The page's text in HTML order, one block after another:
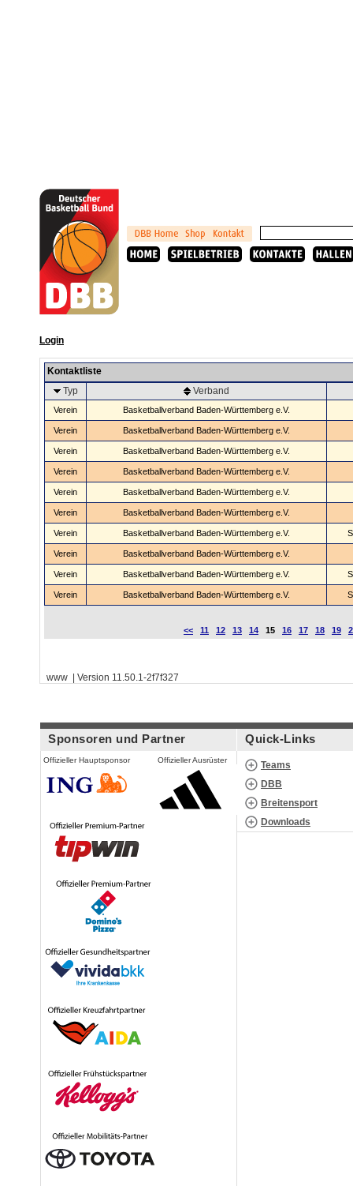
Login
Kontaktliste
Typ
Verband
Verein Basketballverband Baden-Württemberg e.V.
Verein Basketballverband Baden-Württemberg e.V.
Verein Basketballverband Baden-Württemberg e.V.
Verein Basketballverband Baden-Württemberg e.V.
Verein Basketballverband Baden-Württemberg e.V.
Verein Basketballverband Baden-Württemberg e.V.
Verein Basketballverband Baden-Württemberg e.V.
Verein Basketballverband Baden-Württemberg e.V.
Verein Basketballverband Baden-Württemberg e.V.
Verein Basketballverband Baden-Württemberg e.V.
<< 11 12 13 14 15 16 17 18 19
www | Version 11.50.1-2f7f327
Sponsoren und Partner
Offizieller Hauptsponsor Offizieller Ausrüster
Quick-Links
Teams
DBB
Breitensport
Downloads